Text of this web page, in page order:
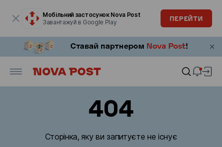
Мобільний застосунок Nova Post
Завантажуй в Google Play
ПЕРЕЙТИ
404
Сторінка, яку ви запитуєте не існує